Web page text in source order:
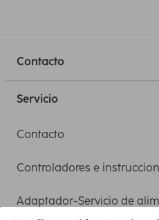
Contacto
Servicio
Contacto
Controladores e
Adaptador-Servicio de